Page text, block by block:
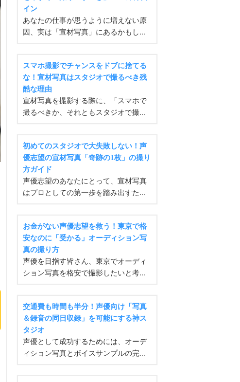
イン
あなたの仕事が思うように増えない原
因、実は「宣材写真」にあるかもし...
スマホ撮影でチャンスをドブに捨てる
な！宣材写真はスタジオで撮るべき残
酷な理由
宣材写真を撮影する際に、「スマホで
撮るべきか、それともスタジオで撮...
初めてのスタジオで大失敗しない！声
優志望の宣材写真「奇跡の1枚」の撮り
方ガイド
声優志望のあなたにとって、宣材写真
はプロとしての第一歩を踏み出すた...
お金がない声優志望を救う！東京で格
安なのに「受かる」オーディション写
真の撮り方
声優を目指す皆さん、東京でオーディ
ション写真を格安で撮影したいと考...
交通費も時間も半分！声優向け「写真
＆録音の同日収録」を可能にする神ス
タジオ
声優として成功するためには、オーデ
ィション写真とボイスサンプルの完...